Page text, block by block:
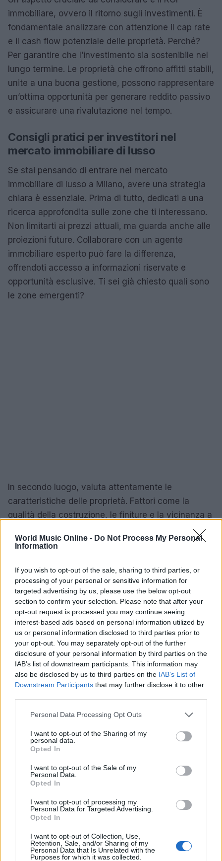
World Music Online - Do Not Process My Personal
Information
If you wish to opt-out of the sale, sharing to third parties, or
processing of your personal or sensitive information for
targeted advertising by us, please use the below opt-out
section to confirm your selection. Please note that after your
opt-out request is processed you may continue seeing
interest-based ads based on personal information utilized by
us or personal information disclosed to third parties prior to
your opt-out. You may separately opt-out of the further
disclosure of your personal information by third parties on the
IAB’s list of downstream participants. This information may
also be disclosed by us to third parties on the IAB’s List of
Downstream Participants that may further disclose it to other
Please note that this website/app uses one or more Google
not limited to your visit or usage behaviour. You may click to
grant or deny consent to Google and its third-party tags to
use your data for below specified purposes in below Google
consent section.
Personal Data Processing Opt Outs
I want to opt-out of the Sharing of my
personal data.
Opted In
I want to opt-out of the Sale of my
Personal Data.
Opted In
I want to opt-out of processing my
Personal Data for Targeted Advertising.
Opted In
I want to opt-out of Collection, Use,
Retention, Sale, and/or Sharing of my
Personal Data that Is Unrelated with the
Purposes for which it was collected.
immobiliare, ovvero il ritorno sugli investimenti. È
fondamentale analizzare con attenzione il cap rate
e il cash flow potenziale delle proprietà. Perché?
Per garantire che l’investimento sia sostenibile nel
lungo termine. Le proprietà che offrono affitti stabili,
unite a una buona gestione, possono rappresentare
un’ottima opportunità per generare reddito passivo
e assicurare una rivalutazione nel tempo.
Consigli pratici per investitori nel
mercato immobiliare di lusso
Se stai pensando di entrare nel mercato
immobiliare di lusso a Milano, avere una strategia
chiara è essenziale. Prima di tutto, dedicati a una
ricerca approfondita sulle zone che ti interessano.
Non limitarti ai prezzi attuali, ma guarda anche alle
proiezioni future. Collaborare con un agente
immobiliare esperto può fare la differenza,
offrendoti accesso a informazioni riservate e
opportunità esclusive. Ti sei già chiesto quali sono
le zone emergenti?
In secondo luogo, valuta attentamente le
caratteristiche delle proprietà. Fattori come la
qualità della costruzione, le finiture e la vicinanza a
notevolmente il valore dell’immobile. Non
gli incentivi governativi: possono offrirti vantaggi
significativi come investitore. Hai mai pensato a
come le normative fiscali possano influenzare il tuo
investimento?
Previsioni a medio termine per il
mercato immobiliare a Milano
Le previsioni per il mercato immobiliare di lusso a
Milano nel medio termine sono incoraggianti. Gli
esperti stimano che la domanda continuerà a
crescere, sostenuta dalla ripresa economica e
scarsità di immobili di alta qualità in zone centrali
farà aumentare i prezzi, rendendo l’investimento
immobiliare un’opzione sempre più allettante per
chi cerca sicurezza e rendimento. Sei pronto a
cogliere questa opportunità?
In conclusione, il mercato immobiliare di lusso a
Milano offre una miriade di opportunità per
investitori esperti e neofiti. Con la giusta strategia e